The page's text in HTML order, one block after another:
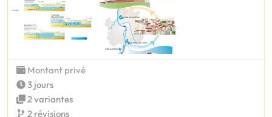
Montant privé
3 jours
2 variantes
2 révisions